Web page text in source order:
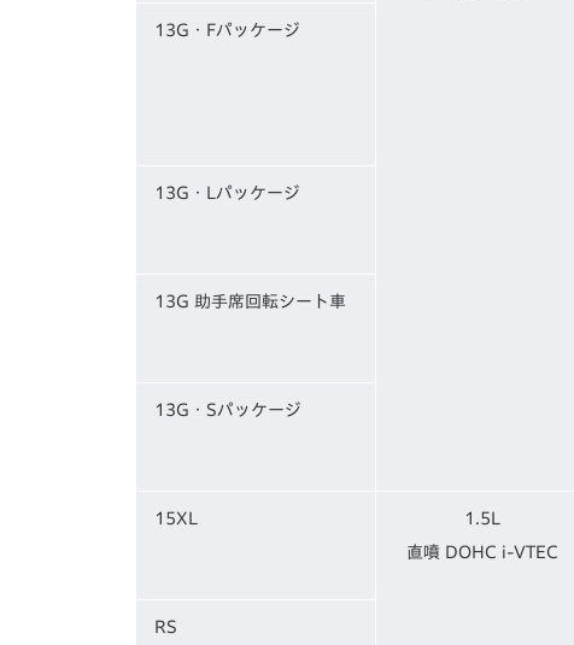
13G・Fパッケージ
13G・Lパッケージ
13G 助手席回転シート車
13G・Sパッケージ
15XL
1.5L
直噴 DOHC i-VTEC
RS